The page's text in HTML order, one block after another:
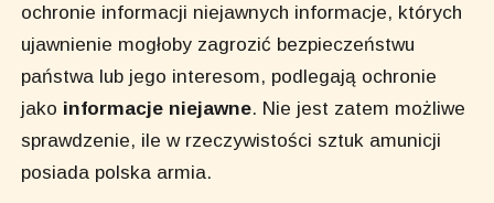
ochronie informacji niejawnych informacje, których
ujawnienie mogłoby zagrozić bezpieczeństwu
państwa lub jego interesom, podlegają ochronie
jako informacje niejawne. Nie jest zatem możliwe
sprawdzenie, ile w rzeczywistości sztuk amunicji
posiada polska armia.